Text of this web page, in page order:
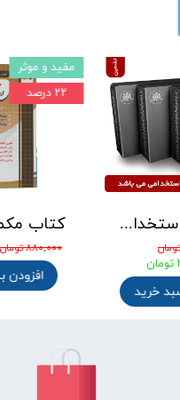
۸۸۰,۰۰۰ تومان
مفید و موثر
۲۲ درصد
بسته کتب استخدامی دبیری علوم تجربی - شیمی آزمون آموزش و پرورش 1405
سبد خرید